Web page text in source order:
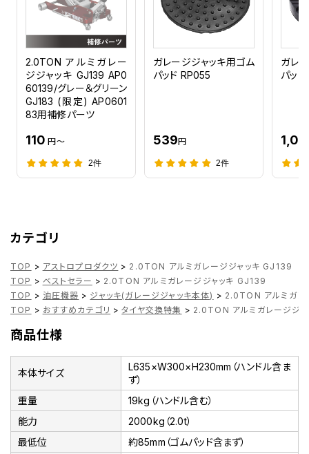
2.0TON アルミガレー
ジジャッキ GJ139 AP0
60139/グレー＆グリーン
GJ183 (限定) AP0601
83用補修パーツ
110 円～
2件
ガレージジャッキ用ゴム
パッド RP055
539円
2件
ガレ
パッ
カテゴリ
TOP > アストロプロダクツ > 2.0TON アルミガレージジャッキ GJ139
TOP > ベストセラー > 2.0TON アルミガレージジャッキ GJ139
TOP > 油圧機器 > ジャッキ(ガレージジャッキ本体) > 2.0TON アルミガレ
TOP > おすすめカテゴリ > タイヤ交換特集 > 2.0TON アルミガレージジ
商品仕様
本体サイズ
L635×W300×H230mm（ハンドル含ま
ず）
重量
19kg（ハンドル含む）
能力
2000kg（2.0t）
最低位
約85mm（ゴムパッド含まず）